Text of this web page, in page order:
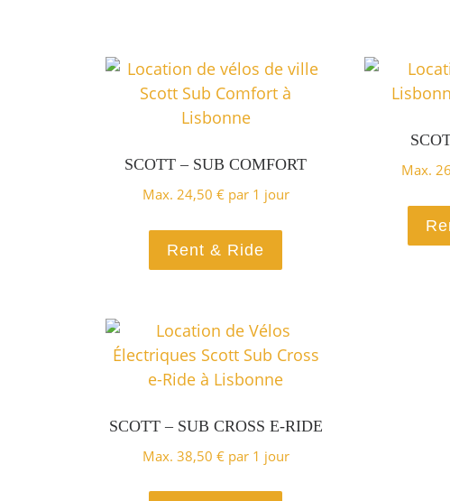
SCOTT – SUB COMFORT
Max. 24,50 €par 1 jour
Rent & Ride
Ce produit a
Max.
SCOTT – SUB CROSS E-RIDE
Max. 38,50 €par 1 jour
Ce produit a